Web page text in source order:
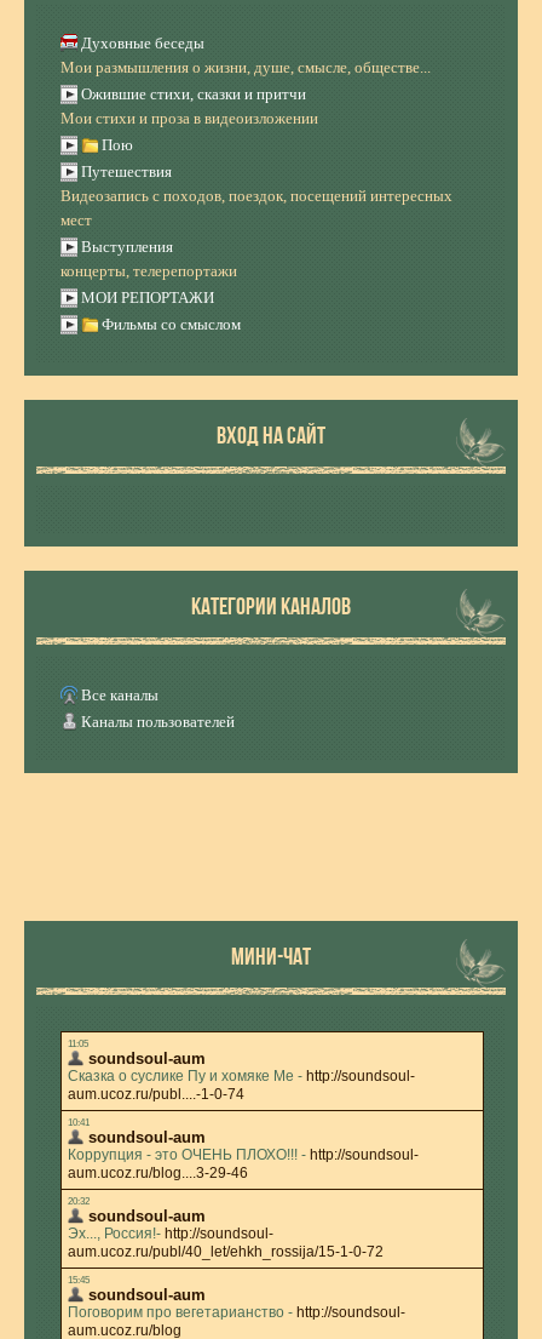
Духовные беседы
Мои размышления о жизни, душе, смысле, обществе...
Ожившие стихи, сказки и притчи
Мои стихи и проза в видеоизложении
Пою
Путешествия
Видеозапись с походов, поездок, посещений интересных
мест
Выступления
концерты, телерепортажи
МОИ РЕПОРТАЖИ
Фильмы со смыслом
ВХОД НА САЙТ
КАТЕГОРИИ КАНАЛОВ
Все каналы
Каналы пользователей
МИНИ-ЧАТ